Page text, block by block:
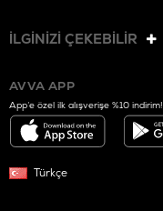
İLGİNİZİ ÇEKEBİLİR
AVVA APP
App’e özel ilk alışverişe %10 indirim!
Türkçe